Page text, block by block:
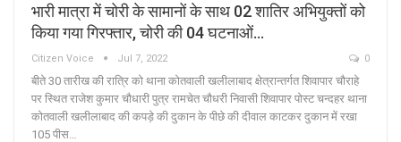
भारी मात्रा में चोरी के सामानों के साथ 02 शातिर अभियुक्तों को
किया गया गिरफ्तार, चोरी की 04 घटनाओं…
Citizen Voice Jul 7, 2022 0
बीते 30 तारीख की रात्रि को थाना कोतवाली खलीलाबाद क्षेत्रान्तर्गत शिवापार चौराहे
पर स्थित राजेश कुमार चौधारी पुत्र रामचेत चौधरी निवासी शिवापार पोस्ट चन्दहर थाना
कोतवाली खलीलाबाद की कपड़े की दुकान के पीछे की दीवाल काटकर दुकान में रखा
105 पीस…